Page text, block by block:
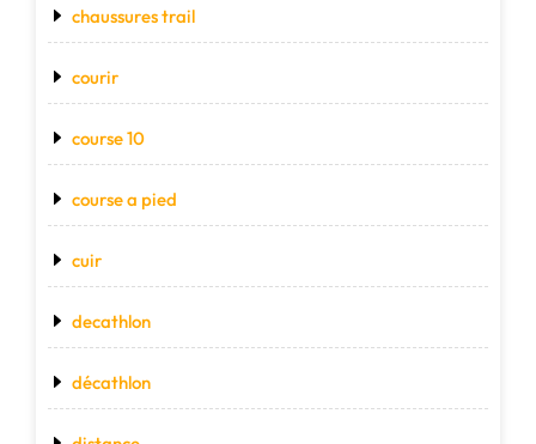
chaussures trail
courir
course 10
course a pied
cuir
decathlon
décathlon